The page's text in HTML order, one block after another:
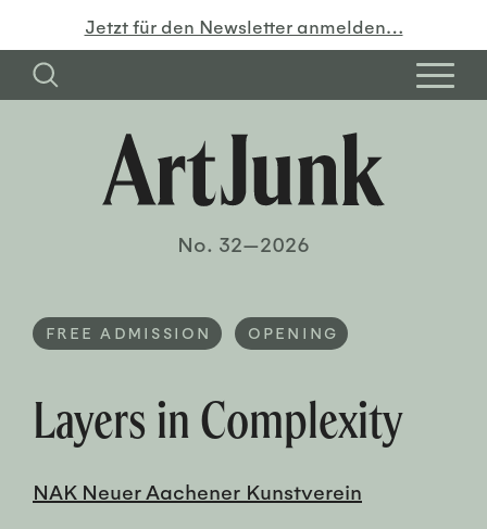
Jetzt für den Newsletter anmelden…
No. 32—2026
FREE ADMISSION OPENING
Layers in Complexity
NAK Neuer Aachener Kunstverein